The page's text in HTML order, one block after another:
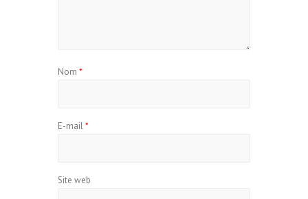
Nom *
E-mail*
Site web